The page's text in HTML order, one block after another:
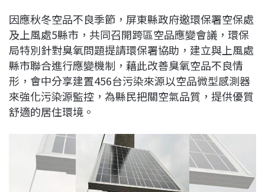
c
e
b
o
o
k
n
e
r
e
a
d
s
n
k
e
d
I
n
p
y
L
i
n
k
因應秋冬空品不良季節，屏東縣政府邀環保署空保處
及上風處5縣市，共同召開跨區空品應變會議，環保
局特別針對臭氧問題提請環保署協助，建立與上風處
縣市聯合進行應變機制，藉此改善臭氧空品不良情
形，會中分享建置456台污染來源以空品微型感測器
來強化污染源監控，為縣民把關空氣品質，提供優質
舒適的居住環境。